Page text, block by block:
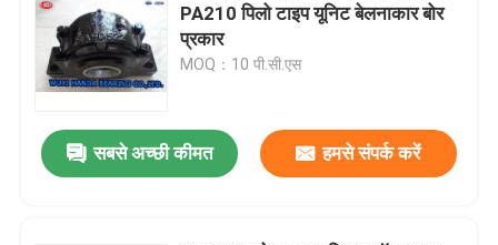
PA210 पिलो टाइप यूनिट बेलनाकार बोर
प्रकार
MOQ：10 पी.सी.एस
सबसे अच्छी कीमत हमसे संपर्क करें